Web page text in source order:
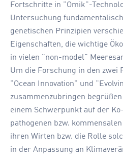
Fortschritte in "Omik"-
Untersuchung
genetischen Prinzipien
Eigenschaften, die wichtige
in vielen "non-model"
Um die Forschung in den zwei
"Ocean Innovation" und
zusammenzubringen
einem Schwerpunkt auf der
pathogenen bzw.
ihren Wirten bzw. die Rolle
in der Anpassung an